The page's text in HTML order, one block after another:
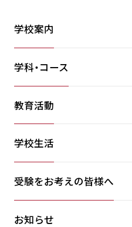
学校案内
学科・コース
教育活動
学校生活
受験をお考えの皆様へ
お知らせ